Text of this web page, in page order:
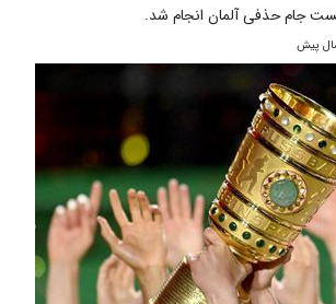
جام حذفی آلمان انجام شد.